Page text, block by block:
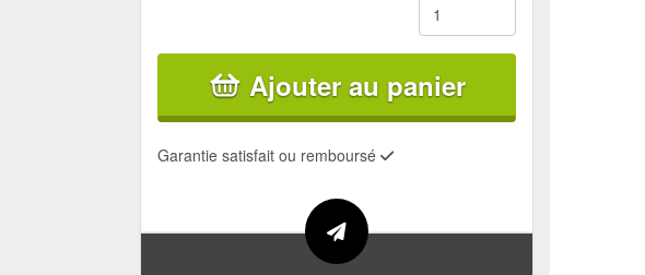
Ajouter au panier
Garantie satisfait ou remboursé